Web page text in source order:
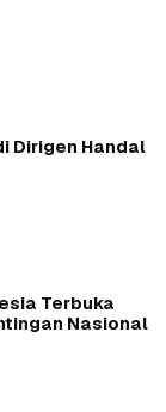
Dirigen Handal
Terbuka
Nasional